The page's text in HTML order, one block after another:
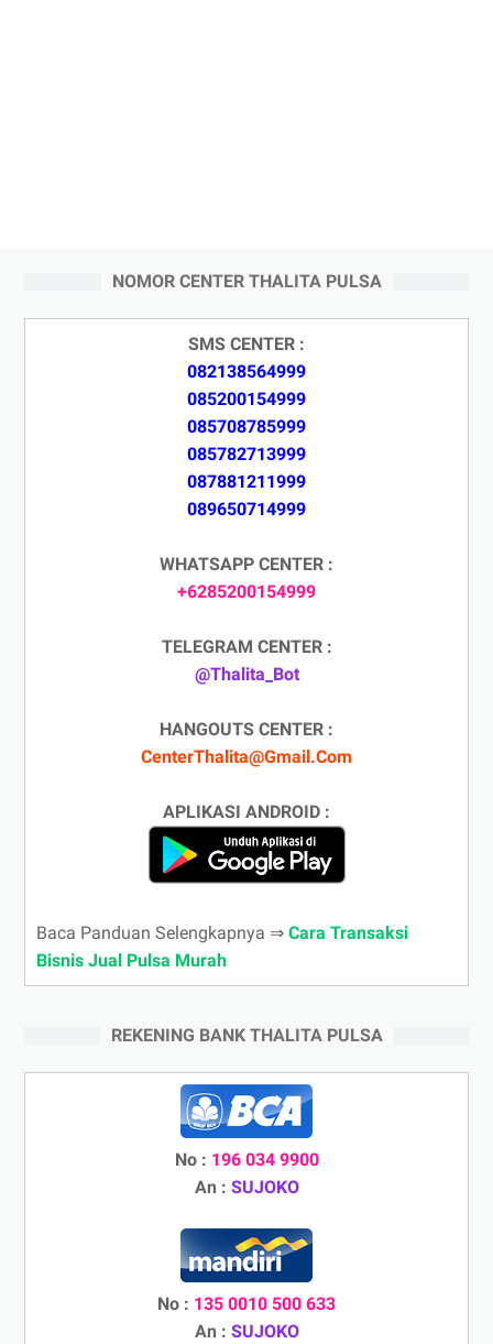
NOMOR CENTER THALITA PULSA
SMS CENTER :
082138564999
085200154999
085708785999
085782713999
087881211999
089650714999
WHATSAPP CENTER :
+6285200154999
TELEGRAM CENTER :
@Thalita_Bot
HANGOUTS CENTER :
CenterThalita@Gmail.Com
APLIKASI ANDROID :
Baca Panduan Selengkapnya ⇒ Cara Transaksi
Bisnis Jual Pulsa Murah
REKENING BANK THALITA PULSA
No : 196 034 9900
An : SUJOKO
No : 135 0010 500 633
An : SUJOKO